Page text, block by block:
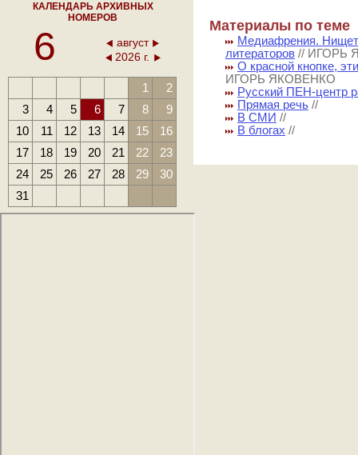
КАЛЕНДАРЬ АРХИВНЫХ
НОМЕРОВ
6
август
2026 г.
1
2
3
4 5 6 7 8
9
10
11 12 13 14 15
16
17
18 19 20 21 22
23
24
25 26 27 28 29
30
31
Материалы по теме
Медиафрения.
литераторов // ИГОРЬ
О красной кнопке,
ИГОРЬ ЯКОВЕНКО
Русский ПЕН-центр
Прямая речь //
В СМИ //
В блогах //